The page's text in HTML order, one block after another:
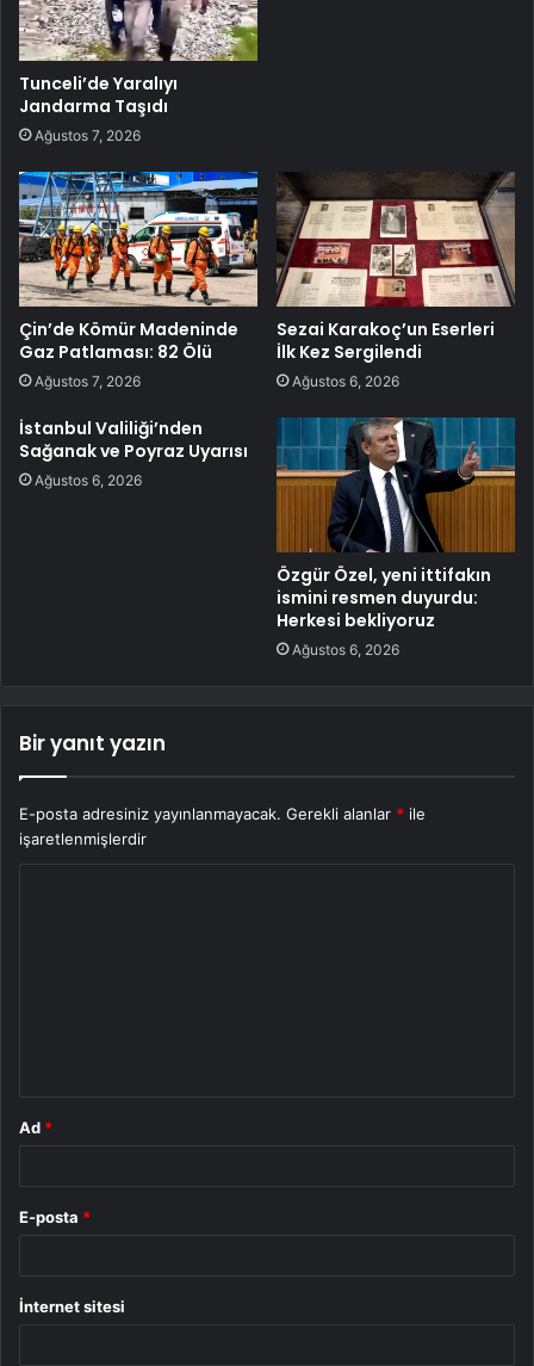
Tunceli’de Yaralıyı
Jandarma Taşıdı
Ağustos 7, 2026
Çin’de Kömür Madeninde
Gaz Patlaması: 82 Ölü
Ağustos 7, 2026
Sezai Karakoç’un Eserleri
İlk Kez Sergilendi
Ağustos 6, 2026
İstanbul Valiliği’nden
Sağanak ve Poyraz Uyarısı
Ağustos 6, 2026
Özgür Özel, yeni ittifakın
ismini resmen duyurdu:
Herkesi bekliyoruz
Ağustos 6, 2026
Bir yanıt yazın
E-posta adresiniz yayınlanmayacak. Gerekli alanlar * ile
işaretlenmişlerdir
Ad *
E-posta *
İnternet sitesi